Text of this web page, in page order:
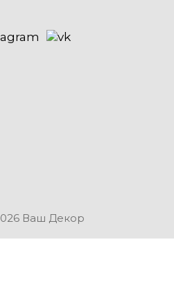
Ваш Декор